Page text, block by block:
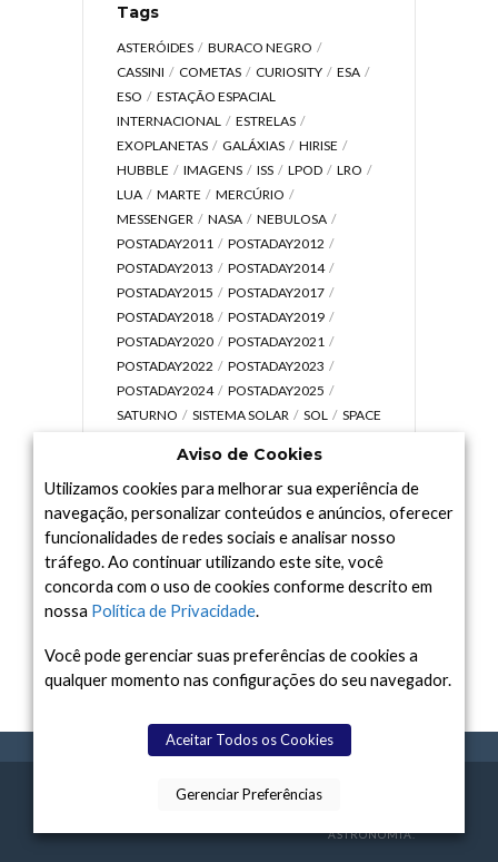
Tags
ASTERÓIDES
BURACO NEGRO
CASSINI
COMETAS CURIOSITY
ESA
ESO
ESTAÇÃO ESPACIAL
INTERNACIONAL
ESTRELAS
EXOPLANETAS
GALÁXIAS
HIRISE
HUBBLE
IMAGENS ISS LPOD
LRO
LUA
MARTE
MERCÚRIO
MESSENGER
NASA
NEBULOSA
POSTADAY2011
POSTADAY2012
POSTADAY2013
POSTADAY2014
POSTADAY2015
POSTADAY2017
POSTADAY2018
POSTADAY2019
POSTADAY2020
POSTADAY2021
POSTADAY2022
POSTADAY2023
POSTADAY2024
POSTADAY2025
SATURNO
SISTEMA SOLAR SOL
SPACE
UNIVERSO
VÍDEO
Arquivo
Arquivo
TERMOS CONTATO SPACE TODAY
ASTRONOMIA.
Aviso de Cookies
Utilizamos cookies para melhorar sua experiência de
navegação, personalizar conteúdos e anúncios, oferecer
funcionalidades de redes sociais e analisar nosso
tráfego. Ao continuar utilizando este site, você
concorda com o uso de cookies conforme descrito em
nossa Política de Privacidade.
Você pode gerenciar suas preferências de cookies a
qualquer momento nas configurações do seu navegador.
Aceitar Todos os Cookies
Gerenciar Preferências